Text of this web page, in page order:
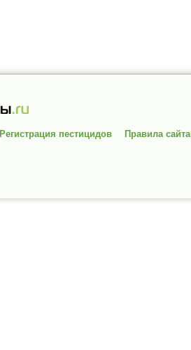
Регистрация пестицидов Правила сайта